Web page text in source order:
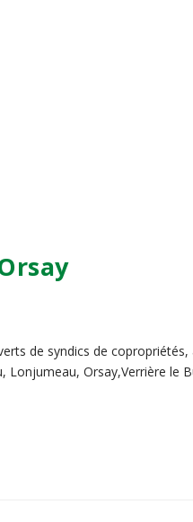
de syndics de copropriétés,
Orsay,Verrière le